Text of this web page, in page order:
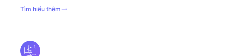
Tìm hiểu thêm